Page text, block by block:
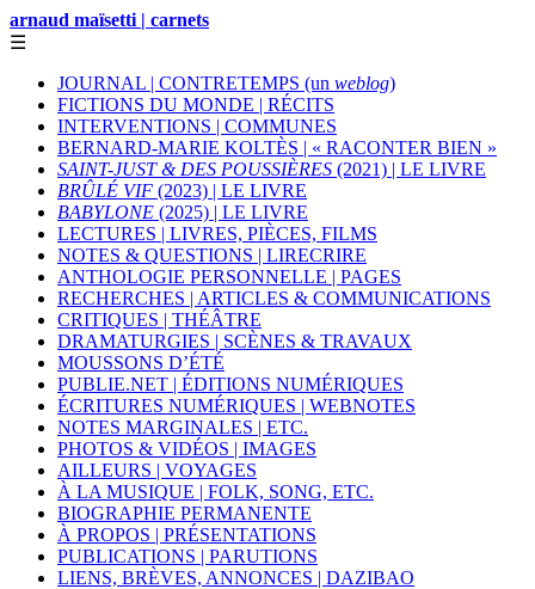
arnaud maïsetti | carnets
☰
JOURNAL | CONTRETEMPS (un weblog)
FICTIONS DU MONDE | RÉCITS
INTERVENTIONS | COMMUNES
BERNARD-MARIE KOLTÈS | « RACONTER BIEN »
SAINT-JUST & DES POUSSIÈRES (2021) | LE LIVRE
BRÛLÉ VIF (2023) | LE LIVRE
BABYLONE (2025) | LE LIVRE
LECTURES | LIVRES, PIÈCES, FILMS
NOTES & QUESTIONS | LIRECRIRE
ANTHOLOGIE PERSONNELLE | PAGES
RECHERCHES | ARTICLES & COMMUNICATIONS
CRITIQUES | THÉÂTRE
DRAMATURGIES | SCÈNES & TRAVAUX
MOUSSONS D’ÉTÉ
PUBLIE.NET | ÉDITIONS NUMÉRIQUES
ÉCRITURES NUMÉRIQUES | WEBNOTES
NOTES MARGINALES | ETC.
PHOTOS & VIDÉOS | IMAGES
AILLEURS | VOYAGES
À LA MUSIQUE | FOLK, SONG, ETC.
BIOGRAPHIE PERMANENTE
À PROPOS | PRÉSENTATIONS
PUBLICATIONS | PARUTIONS
LIENS, BRÈVES, ANNONCES | DAZIBAO